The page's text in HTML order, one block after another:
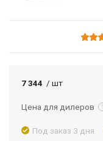
7 344 / шт
Цена для дилеров
Подробнее
Под заказ 3 дня